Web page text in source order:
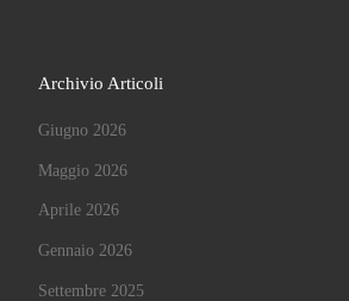
Archivio Articoli
Giugno 2026
Maggio 2026
Aprile 2026
Gennaio 2026
Settembre 2025